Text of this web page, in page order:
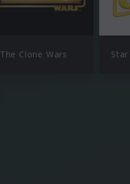
The Clone Wars